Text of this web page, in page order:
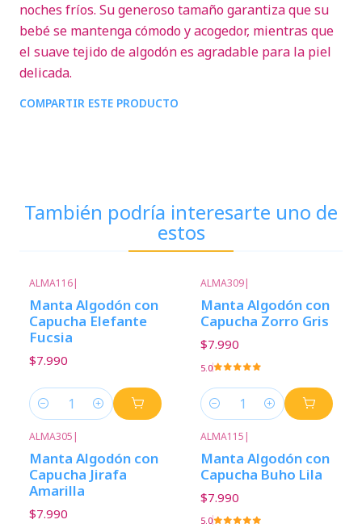
noches fríos. Su generoso tamaño garantiza que su
bebé se mantenga cómodo y acogedor, mientras que
el suave tejido de algodón es agradable para la piel
delicada.
COMPARTIR ESTE PRODUCTO
También podría interesarte uno de
estos
ALMA116|
Manta Algodón con
Capucha Elefante
Fucsia
$7.990
Cantidad
ALMA309|
Manta Algodón con
Capucha Zorro Gris
$7.990
5.0
Cantidad
ALMA305 |
Manta Algodón con
Capucha Jirafa
Amarilla
$7.990
ALMA115 |
Manta Algodón con
Capucha Buho Lila
$7.990
5.0